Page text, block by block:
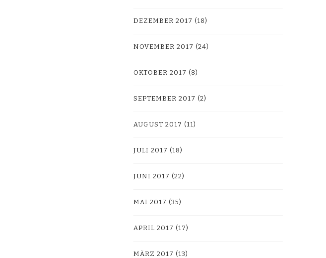
DEZEMBER 2017 (18)
NOVEMBER 2017 (24)
OKTOBER 2017 (8)
SEPTEMBER 2017 (2)
AUGUST 2017 (11)
JULI 2017 (18)
JUNI 2017 (22)
MAI 2017 (35)
APRIL 2017 (17)
MÄRZ 2017 (13)